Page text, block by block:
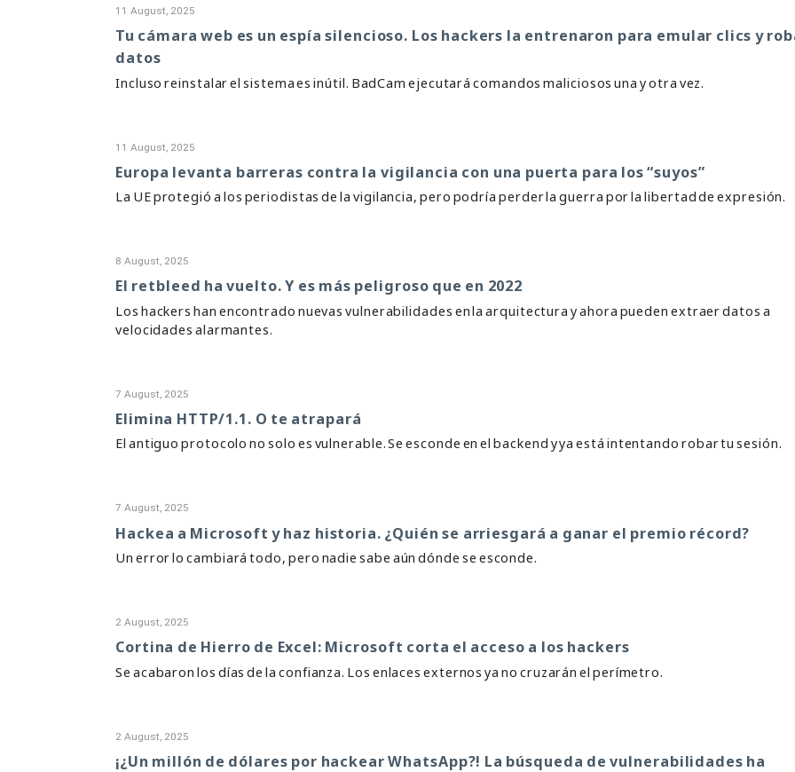
11 August, 2025
Tu cámara web es un espía silencioso. Los hackers la entrenaron para emular clics y
datos
Incluso reinstalar el sistema es inútil. BadCam ejecutará comandos maliciosos una y otra vez.
11 August, 2025
Europa levanta barreras contra la vigilancia con una puerta para los “suyos”
La UE protegió a los periodistas de la vigilancia, pero podría perder la guerra por la libertad de expresión.
8 August, 2025
El retbleed ha vuelto. Y es más peligroso que en 2022
Los hackers han encontrado nuevas vulnerabilidades en la arquitectura y ahora pueden extraer datos a
velocidades alarmantes.
7 August, 2025
Elimina HTTP/1.1. O te atrapará
El antiguo protocolo no solo es vulnerable. Se esconde en el backend y ya está intentando robar tu sesión.
7 August, 2025
Hackea a Microsoft y haz historia. ¿Quién se arriesgará a ganar el premio récord?
Un error lo cambiará todo, pero nadie sabe aún dónde se esconde.
2 August, 2025
Cortina de Hierro de Excel: Microsoft corta el acceso a los hackers
Se acabaron los días de la confianza. Los enlaces externos ya no cruzarán el perímetro.
2 August, 2025
¡¿Un millón de dólares por hackear WhatsApp?! La búsqueda de vulnerabilidades ha